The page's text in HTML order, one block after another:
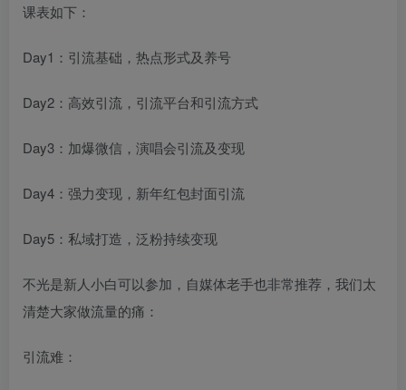
课表如下：​
Day1：引流基础，热点形式及养号​
Day2：高效引流，引流平台和引流方式​
Day3：加爆微信，演唱会引流及变现​
Day4：强力变现，新年红包封面引流​
Day5：私域打造，泛粉持续变现​
不光是新人小白可以参加，自媒体老手也非常推荐，我们太
清楚大家做流量的痛：​
引流难：​